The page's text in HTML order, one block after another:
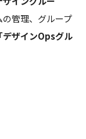
管理、グループ
「デザインOpsグル